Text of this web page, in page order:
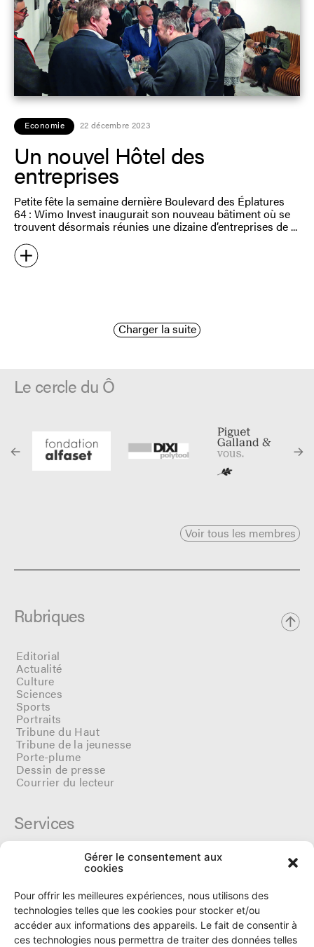
Gérer le consentement aux
cookies
Pour offrir les meilleures expériences, nous utilisons des
technologies telles que les cookies pour stocker et/ou
accéder aux informations des appareils. Le fait de consentir à
ces technologies nous permettra de traiter des données telles
Economie 22 décembre 2023
Un nouvel Hôtel des
entreprises
Petite fête la semaine dernière Boulevard des Éplatures
64 : Wimo Invest inaugurait son nouveau bâtiment où se
trouvent désormais réunies une dizaine d’entreprises de
Charger la suite
Le cercle du Ô
Voir tous les membres
Rubriques
Editorial
Actualité
Culture
Sciences
Sports
Portraits
Tribune du Haut
Tribune de la jeunesse
Porte-plume
Dessin de presse
Courrier du lecteur
Services
Archives
Tarifs et dates de parutions
Politique de cookies
Politique de confidentialité